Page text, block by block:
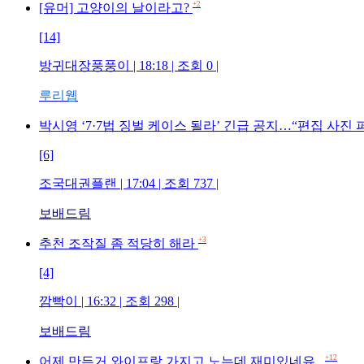
[유머] 고양이의 날이라고? +2
[14]
방귀대장풍풍이 | 18:18 | 조회 0 |
루리웹
박시영 ‘7·7법 징벌 케이스 될라’ 긴급 공지…“편집 사진
[6]
조국대권플랜 | 17:04 | 조회 737 |
보배드림
추천 조작질 좀 적당히 해라 +3
[4]
깜빡이 | 16:32 | 조회 298 |
보배드림
어제 만든거 와이프랑 가지고 노는데 재미있네유.. +12